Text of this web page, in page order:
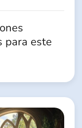
para este